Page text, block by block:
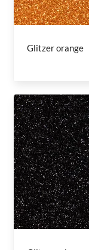
Glitzer orange